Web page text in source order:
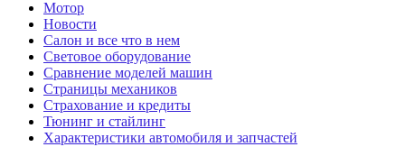
Мотор
Новости
Салон и все что в нем
Световое оборудование
Сравнение моделей машин
Страницы механиков
Страхование и кредиты
Тюнинг и стайлинг
Характеристики автомобиля и запчастей